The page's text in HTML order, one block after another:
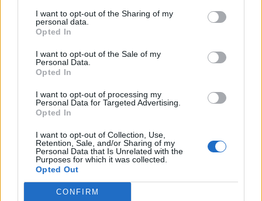
I want to opt-out of the Sharing of my
personal data.
Opted In
I want to opt-out of the Sale of my
Personal Data.
Opted In
I want to opt-out of processing my
Personal Data for Targeted Advertising.
Opted In
I want to opt-out of Collection, Use,
Retention, Sale, and/or Sharing of my
Personal Data that Is Unrelated with the
Purposes for which it was collected.
Opted Out
CONFIRM